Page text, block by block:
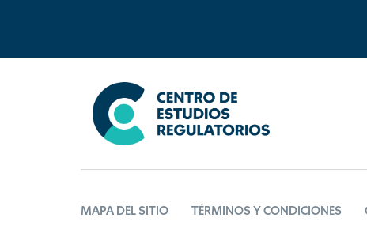
MAPA DEL SITIO TÉRMINOS Y CONDICIONES